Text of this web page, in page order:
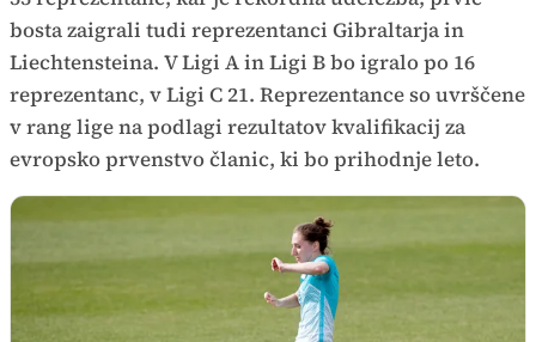
bosta zaigrali tudi reprezentanci Gibraltarja in
Liechtensteina. V Ligi A in Ligi B bo igralo po 16
reprezentanc, v Ligi C 21. Reprezentance so uvrščene
v rang lige na podlagi rezultatov kvalifikacij za
evropsko prvenstvo članic, ki bo prihodnje leto.